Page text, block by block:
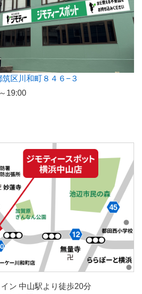
区川和町８４６−３
19:00
ン 中山駅より徒歩20分